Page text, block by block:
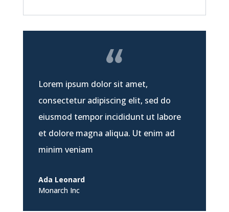
Lorem ipsum dolor sit amet,
consectetur adipiscing elit, sed do
eiusmod tempor incididunt ut labore
et dolore magna aliqua. Ut enim ad
minim veniam
Ada Leonard
Monarch Inc